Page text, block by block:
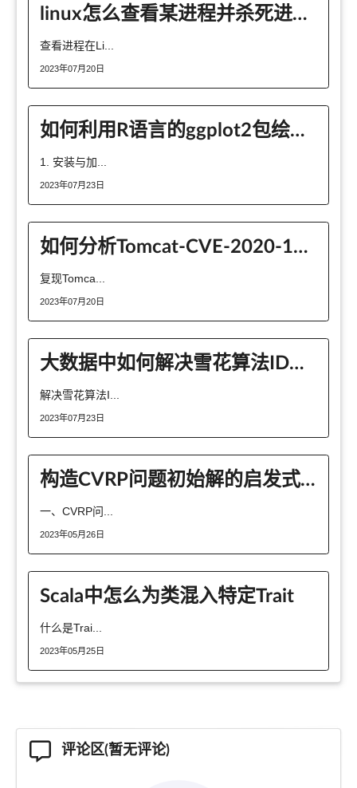
linux怎么查看某进程并杀死进程ps grep kill
查看进程在Li...
2023年07月20日
如何利用R语言的ggplot2包绘制KEGG气泡图
1. 安装与加...
2023年07月23日
如何分析Tomcat-CVE-2020-1938复现
复现Tomca...
2023年07月20日
大数据中如何解决雪花算法ID到前端之后精度丢失问题
解决雪花算法I...
2023年07月23日
构造CVRP问题初始解的启发式方法是什么呢
一、CVRP问...
2023年05月26日
Scala中怎么为类混入特定Trait
什么是Trai...
2023年05月25日
评论区(暂无评论)